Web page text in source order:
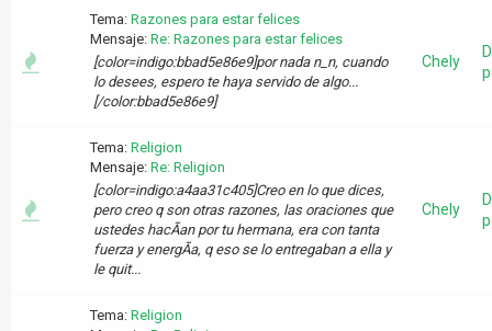
Tema: Razones para estar felices
Mensaje: Re: Razones para estar felices
[color=indigo:bbad5e86e9]por nada n_n, cuando
lo desees, espero te haya servido de algo...
[/color:bbad5e86e9]
Chely
Tema: Religion
Mensaje: Re: Religion
[color=indigo:a4aa31c405]Creo en lo que dices,
pero creo q son otras razones, las oraciones que
ustedes hacÃ­an por tu hermana, era con tanta
fuerza y energÃ­a, q eso se lo entregaban a ella y
le quit...
Chely
Tema: Religion